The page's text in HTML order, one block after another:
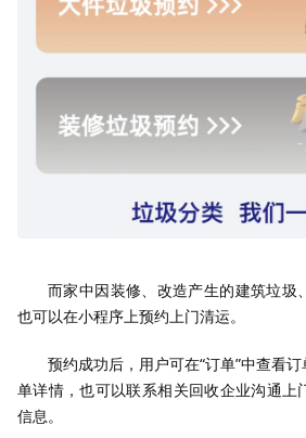
而家中因装修、改造产生的建筑垃圾
也可以在小程序上预约上门清运。
预约成功后，用户可在“订单”中查看
单详情，也可以联系相关回收企业沟通上
信息。